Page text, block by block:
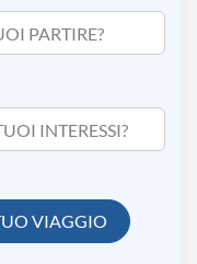
PARTIRE?
INTERESSI?
VIAGGIO